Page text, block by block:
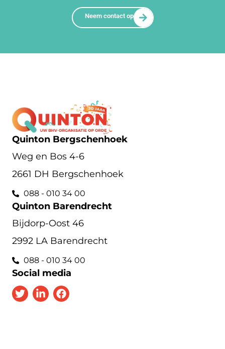
Neem contact op
Quinton Bergschenhoek
Weg en Bos 4-6
2661 DH Bergschenhoek
088 - 010 34 00
Quinton Barendrecht
Bijdorp-Oost 46
2992 LA Barendrecht
088 - 010 34 00
Social media